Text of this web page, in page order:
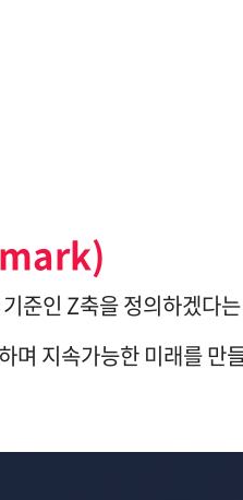
준인 Z축을 정의하겠다
며 지속가능한 미래를 만